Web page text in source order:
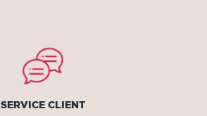
SERVICE CLIENT